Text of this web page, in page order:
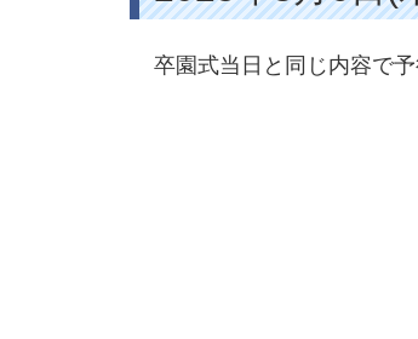
卒園式当日と同じ内容で予